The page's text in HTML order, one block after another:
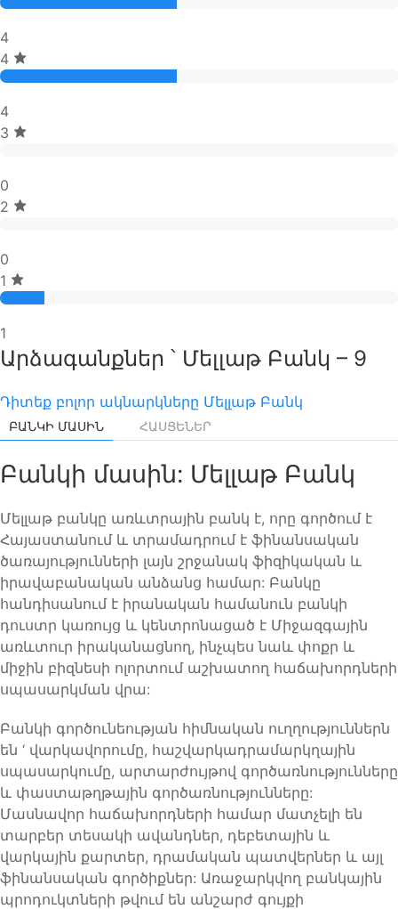
4
4
4
3
0
2
0
1
1
Արձագանքներ ՝ Մելլաթ Բանկ – 9
Դիտեք բոլոր ակնարկները Մելլաթ Բանկ
ԲԱՆԿԻ ՄԱՍԻՆ ՀԱՍՑԵՆԵՐ
Բանկի մասին: Մելլաթ Բանկ
Մելլաթ բանկը առևտրային բանկ է, որը գործում է
Հայաստանում և տրամադրում է ֆինանսական
ծառայությունների լայն շրջանակ ֆիզիկական և
իրավաբանական անձանց համար: Բանկը
հանդիսանում է իրանական համանուն բանկի
դուստր կառույց և կենտրոնացած է Միջազգային
առևտուր իրականացնող, ինչպես նաև փոքր և
միջին բիզնեսի ոլորտում աշխատող հաճախորդների
սպասարկման վրա:
Բանկի գործունեության հիմնական ուղղություններն
են ‘ վարկավորումը, հաշվարկադրամարկղային
սպասարկումը, արտարժույթով գործառնությունները
և փաստաթղթային գործառնությունները:
Մասնավոր հաճախորդների համար մատչելի են
տարբեր տեսակի ավանդներ, դեբետային և
վարկային քարտեր, դրամական պատվերներ և այլ
ֆինանսական գործիքներ: Առաջարկվող բանկային
պրոդուկտների թվում են անշարժ գույքի